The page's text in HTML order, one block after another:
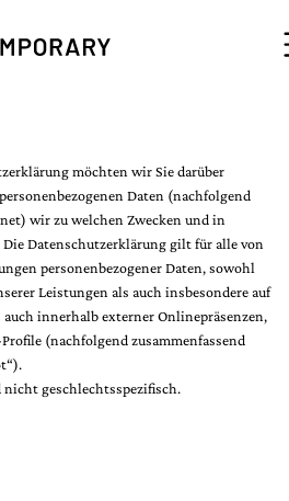
möchten wir Sie darüber
Daten (nachfolgend
wir zu welchen Zwecken und in
Datenschutzerklärung gilt für alle von
personenbezogener Daten, sowohl
Leistungen als auch insbesondere auf
innerhalb externer Onlinepräsenzen,
(nachfolgend zusammenfassend
geschlechtsspezifisch.